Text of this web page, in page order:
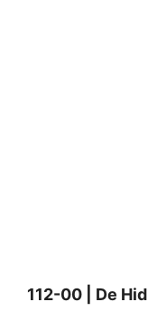
112-00 | De